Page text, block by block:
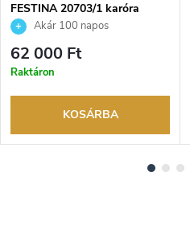
FESTINA 20703/1 karóra
Akár 100 napos
visszaküldési lehetőség. Hivatalos
márkakereskedő.
62 000 Ft
Raktáron
KOSÁRBA